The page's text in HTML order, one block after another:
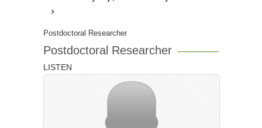
Postdoctoral Researcher
Postdoctoral Researcher
LISTEN